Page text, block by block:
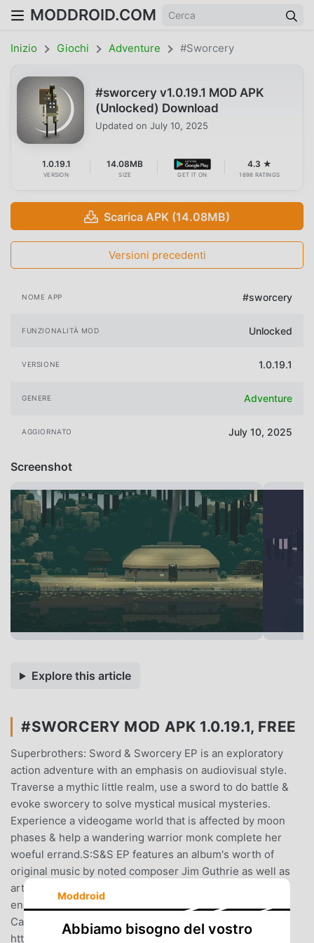
MODDROID.COM
Inizio Giochi Adventure #sworcery
#sworcery v1.0.19.1 MOD APK
(Unlocked) Download
Updated on July 10, 2025
1.0.19.1
VERSION
14.08MB
SIZE GET IT ON
4.3 ★
1698 RATINGS
Scarica APK (14.08MB)
Versioni precedenti
NOME APP #sworcery
FUNZIONALITÀ MOD Unlocked
VERSIONE 1.0.19.1
GENERE Adventure
AGGIORNATO July 10, 2025
Screenshot
Explore this article
#SWORCERY MOD APK 1.0.19.1, FREE
Superbrothers: Sword & Sworcery EP is an exploratory
action adventure with an emphasis on audiovisual style.
Traverse a mythic little realm, use a sword to do battle &
evoke sworcery to solve mystical musical mysteries.
Experience a videogame world that is affected by moon
phases & help a wandering warrior monk complete her
woeful errand.S:S&S EP features an album's worth of
original music by noted composer Jim Guthrie as well as
artwork & designs by Superbrothers Inc, crafted &
engineered by videogame wizards at Capy in Toronto,
Canada. For more details, feel free to stop by
http://swordandsworcery.comJim Guthrie's Sword &
Moddroid
Abbiamo bisogno del vostro